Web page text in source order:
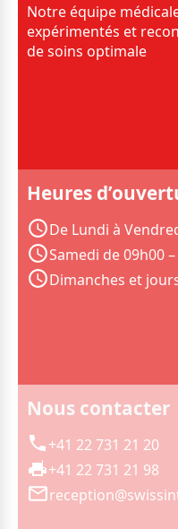
Notre équipe
expérimentés et
de soins optimale
Heures
De Lundi à
Samedi de 09h00
Dimanches et
Nous contacter
+41 22 731 21 20
+41 22 731 21 98